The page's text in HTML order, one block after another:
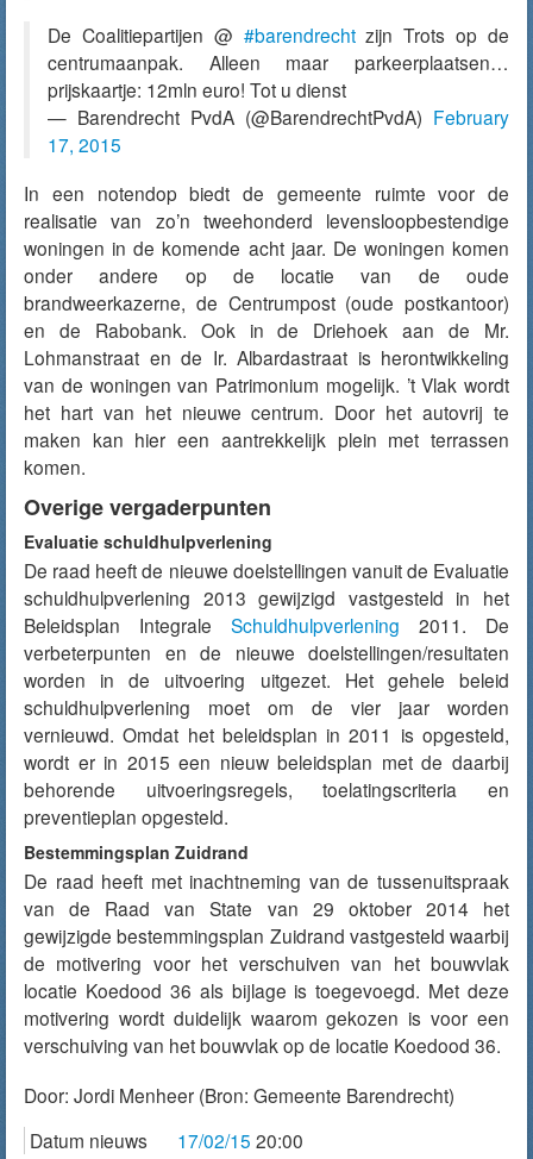
De Coalitiepartijen @ #barendrechtzijn Trots op de
centrumaanpak. Alleen maar parkeerplaatsen…
prijskaartje: 12mln euro! Tot u dienst
— Barendrecht PvdA (@BarendrechtPvdA) February
17, 2015
In een notendop biedt de gemeente ruimte voor de
realisatie van zo’n tweehonderd levensloopbestendige
woningen in de komende acht jaar. De woningen komen
onder andere op de locatie van de oude
brandweerkazerne, de Centrumpost (oude postkantoor)
en de Rabobank. Ook in de Driehoek aan de Mr.
Lohmanstraat en de Ir. Albardastraat is herontwikkeling
van de woningen van Patrimonium mogelijk. ’t Vlak wordt
het hart van het nieuwe centrum. Door het autovrij te
maken kan hier een aantrekkelijk plein met terrassen
komen.
Overige vergaderpunten
Evaluatie schuldhulpverlening
De raad heeft de nieuwe doelstellingen vanuit de Evaluatie
schuldhulpverlening 2013 gewijzigd vastgesteld in het
Beleidsplan Integrale Schuldhulpverlening 2011. De
verbeterpunten en de nieuwe doelstellingen/resultaten
worden in de uitvoering uitgezet. Het gehele beleid
schuldhulpverlening moet om de vier jaar worden
vernieuwd. Omdat het beleidsplan in 2011 is opgesteld,
wordt er in 2015 een nieuw beleidsplan met de daarbij
behorende uitvoeringsregels, toelatingscriteria en
preventieplan opgesteld.
Bestemmingsplan Zuidrand
De raad heeft met inachtneming van de tussenuitspraak
van de Raad van State van 29 oktober 2014 het
gewijzigde bestemmingsplan Zuidrand vastgesteld waarbij
de motivering voor het verschuiven van het bouwvlak
locatie Koedood 36 als bijlage is toegevoegd. Met deze
motivering wordt duidelijk waarom gekozen is voor een
verschuiving van het bouwvlak op de locatie Koedood 36.
Door: Jordi Menheer (Bron: Gemeente Barendrecht)
Datum nieuws
17/02/15 20:00